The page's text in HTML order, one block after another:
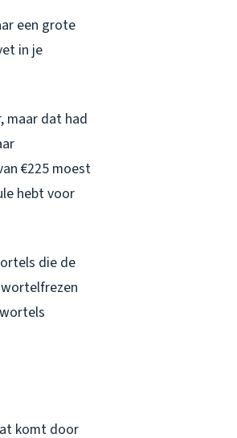
een grote
in je
maar dat had
€225 moest
hebt voor
die de
komt door